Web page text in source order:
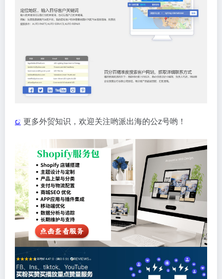
更多外贸知识，欢迎关注哟派出海的公z号哟！